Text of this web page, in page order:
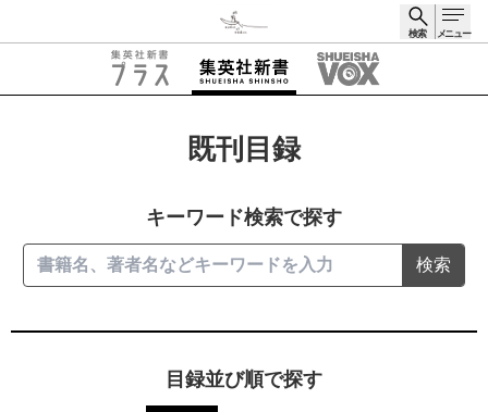
検索 メニュー
既刊目録
キーワード検索で探す
検索
目録並び順で探す